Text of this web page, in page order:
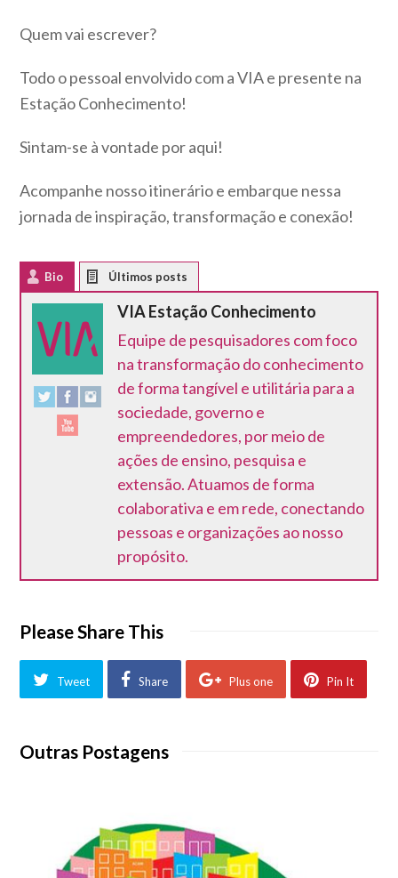
Quem vai escrever?
Todo o pessoal envolvido com a VIA e presente na
Estação Conhecimento!
Sintam-se à vontade por aqui!
Acompanhe nosso itinerário e embarque nessa
jornada de inspiração, transformação e conexão!
Bio
VIA Estação Conhecimento
Equipe de pesquisadores com foco
na transformação do conhecimento
de forma tangível e utilitária para a
sociedade, governo e
empreendedores, por meio de
ações de ensino, pesquisa e
extensão. Atuamos de forma
colaborativa e em rede, conectando
pessoas e organizações ao nosso
propósito.
Please Share This
Tweet Share Plus one Pin It
Outras Postagens